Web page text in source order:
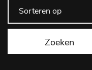
Zoeken